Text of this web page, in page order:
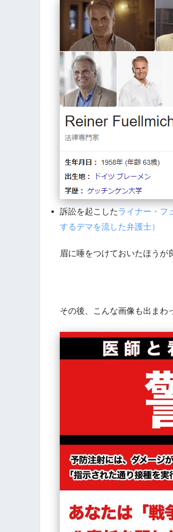
訴訟を起こした ライナー・フ
するデマを流した弁護士）
眉に唾をつけておいたほうが
その後、こんな画像も出まわ